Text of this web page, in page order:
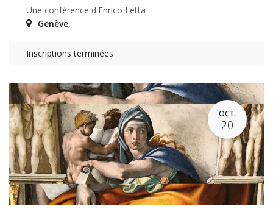
Une conférence d'Enrico Letta
Genève,
Inscriptions terminées
OCT.
20